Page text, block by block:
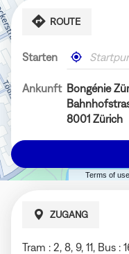
Terms of use
ROUTE
Starten
,
Bongénie-
Store
finden
In
Nähe
Ankunft Bongénie
8001 Zürich
ZUGANG
Tram : 2, 8, 9, 11, Bus :